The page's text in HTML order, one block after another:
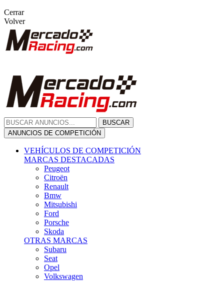
Cerrar
Volver
BUSCAR
ANUNCIOS DE COMPETICIÓN
VEHÍCULOS DE COMPETICIÓN
MARCAS DESTACADAS
Peugeot
Citroën
Renault
Bmw
Mitsubishi
Ford
Porsche
Skoda
OTRAS MARCAS
Subaru
Seat
Opel
Volkswagen
Hyundai